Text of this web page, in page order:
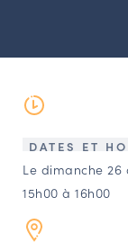
LES
Agenda
DATES ET
Le dimanche 26
15h00 à 16h00